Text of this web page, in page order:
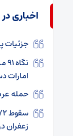
اخباری
جزئیات
امارات
حمله
زعفران در داخل، ۳